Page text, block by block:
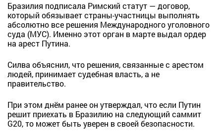
Бразилия подписала Римский статут — договор,
который обязывает страны-участницы выполнять
абсолютно все решения Международного уголовного
суда (МУС). Именно этот орган в марте выдал ордер
на арест Путина.
Силва объяснил, что решения, связанные с арестом
людей, принимает судебная власть, а не
правительство.
При этом днём ранее он утверждал, что если Путин
решит приехать в Бразилию на следующий саммит
G20, то может быть уверен в своей безопасности.